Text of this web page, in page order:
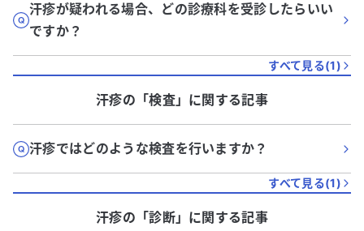
汗疹が疑われる場合、どの診療科を受診したらいい
ですか？
すべて見る(1)
汗疹の「検査」に関する記事
汗疹ではどのような検査を行いますか？
すべて見る(1)
汗疹の「診断」に関する記事